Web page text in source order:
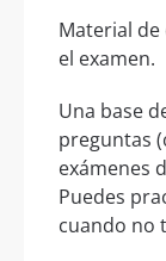
Material
el examen.
Una base
preguntas
exámenes
Puedes
cuando no